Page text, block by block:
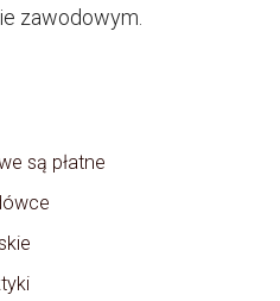
zawodowym.
są płatne